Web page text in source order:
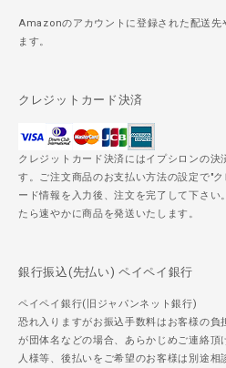
Amazonのアカウントに登録された配送先
ます。
クレジットカード決済
クレジットカード決済にはイプシロンの決
す。ご注文商品のお支払い方法の設定で"
ード情報を入力後、注文を完了して下さい
たら速やかに商品を発送いたします。
銀行振込(先払い) ペイペイ銀行
ペイペイ銀行(旧ジャパンネット銀行)
恐れ入りますがお振込手数料はお客様の負
が団体名などの場合、あらかじめご連絡頂
人様等、後払いをご希望のお客様は別途相